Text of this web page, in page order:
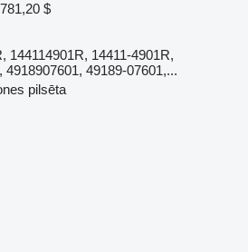
$
144114901R, 14411-4901R,
49189-07601,...
pilsēta